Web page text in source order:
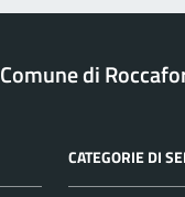
Comune di
CATEGORIE DI